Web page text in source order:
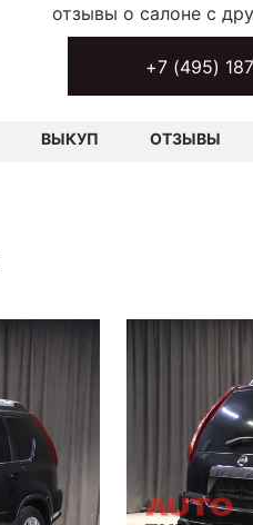
+7 (495)
ВЫКУП ОТЗЫВЫ
отзывы о салоне с